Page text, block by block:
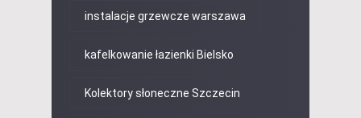
instalacje grzewcze warszawa
kafelkowanie łazienki Bielsko
Kolektory słoneczne Szczecin